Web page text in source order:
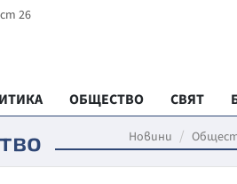
26
ОБЩЕСТВО СВЯТ
Новини